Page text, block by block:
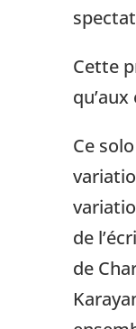
Cette
Ce
de
de